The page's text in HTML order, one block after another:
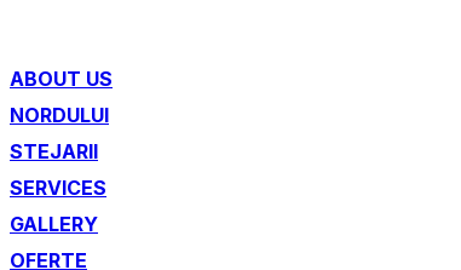
ABOUT US
NORDULUI
STEJARII
SERVICES
GALLERY
OFERTE